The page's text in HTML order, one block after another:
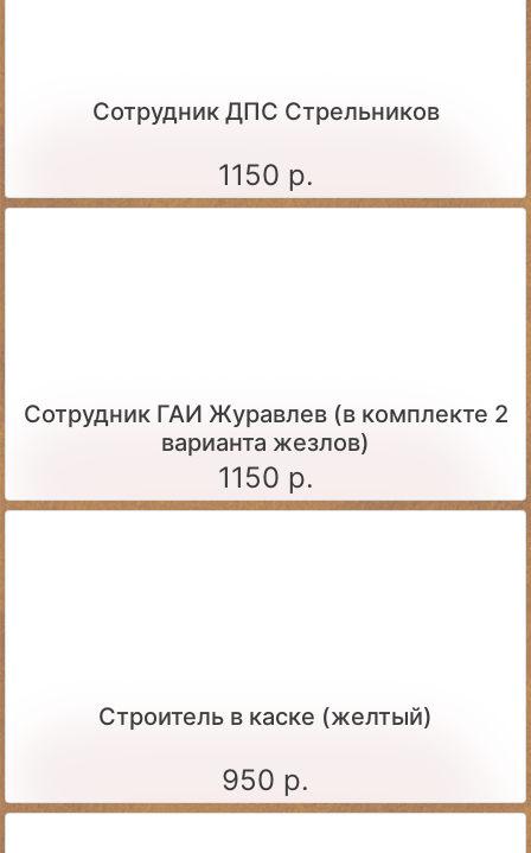
Сотрудник ДПС Стрельников
1150 р.
Сотрудник ГАИ Журавлев (в комплекте 2
варианта жезлов)
1150 р.
Строитель в каске (желтый)
950 р.